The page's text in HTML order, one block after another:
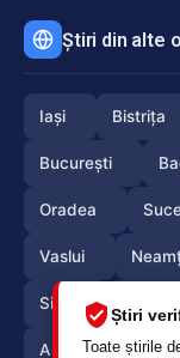
Știri
Toate știrile
Știri din alte
Iași Bistrița
București
Oradea
Vaslui
Sibiu
Arges